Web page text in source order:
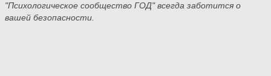
"Психологическое сообщество ГОД" всегда заботится о
вашей безопасности.